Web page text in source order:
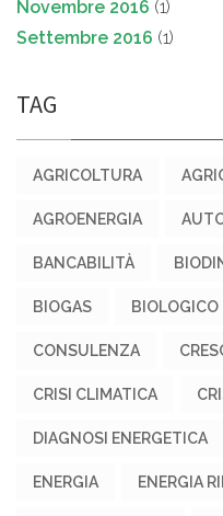
Novembre 2016 (1)
Settembre 2016 (1)
TAG
AGRICOLTURA
AGROENERGIA
BANCABILITÀ
BIOGAS BIOLOGICO
CONSULENZA
CRISI CLIMATICA
DIAGNOSI ENERGETICA
ENERGIA ENERGIA